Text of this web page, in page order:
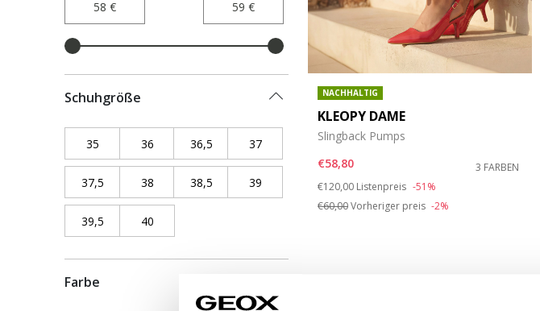
Schuhgröße
35 Refine by Schuhgröße: 35
36 Refine by Schuhgröße: 36
36,5 Refine by Schuhgröße: 36,5
37Refine by Schuhgröße: 37
37,5 Refine by Schuhgröße: 37,5
38 Refine by Schuhgröße: 38
38,5 Refine by Schuhgröße: 38,5
39 Refine by Schuhgröße: 39
39,5 Refine by Schuhgröße: 39,5
40
Farbe
NACHHALTIG
KLEOPY DAME
Slingback Pumps
€58,80
3 FARBEN
Price reduced from
€120,00 to
Listenpreis -51%
€60,00Vorheriger preis -2%